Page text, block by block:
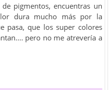
pigmentos, encuentras un
dura mucho más por la
pasa, que los super colores
pero no me atrevería a